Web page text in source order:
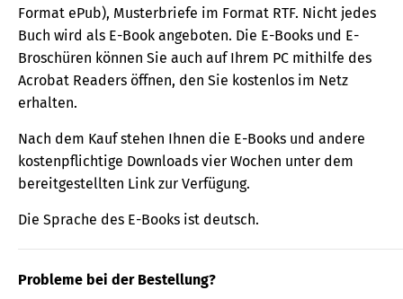
Format ePub), Musterbriefe im Format RTF. Nicht jedes
Buch wird als E-Book angeboten. Die E-Books und E-
Broschüren können Sie auch auf Ihrem PC mithilfe des
Acrobat Readers öffnen, den Sie kostenlos im Netz
erhalten.
Nach dem Kauf stehen Ihnen die E-Books und andere
kostenpflichtige Downloads vier Wochen unter dem
bereitgestellten Link zur Verfügung.
Die Sprache des E-Books ist deutsch.
Probleme bei der Bestellung?